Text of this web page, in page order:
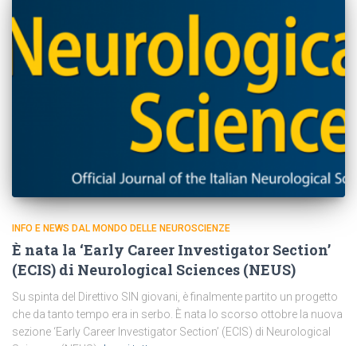
INFO E NEWS DAL MONDO DELLE NEUROSCIENZE
È nata la ‘Early Career Investigator Section’
(ECIS) di Neurological Sciences (NEUS)
Su spinta del Direttivo SIN giovani, è finalmente partito un progetto
che da tanto tempo era in serbo. È nata lo scorso ottobre la nuova
sezione ‘Early Career Investigator Section’ (ECIS) di Neurological